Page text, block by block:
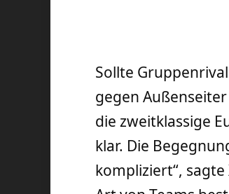
Sollte
gegen
die zweitklassige
klar. Die
kompliziert“, sagte